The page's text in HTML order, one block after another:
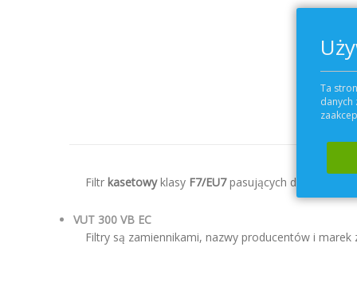
Filtr kasetowyklasy F7/EU7pasujących do central
VUT 300 VB EC
Filtry są zamiennikami, nazwy producentów i
Ta
danych